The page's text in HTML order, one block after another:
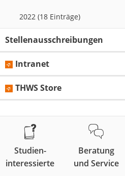
2022 (18 Einträge)
Stellenausschreibungen
Intranet
THWS Store
Studien-
interessierte
Beratung
und Service